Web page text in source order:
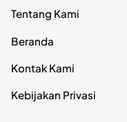
Tentang Kami
Beranda
Kontak Kami
Kebijakan Privasi